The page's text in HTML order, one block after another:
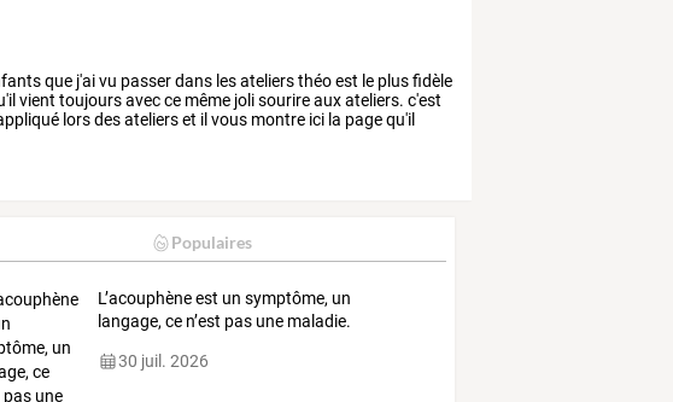
que j'aivu passerdans lesateliersthéoest le plusfidèle
vient toujoursavecce même jolisourireauxateliers. c'est
lorsdesatelierset ilvous montre ici la pagequ'il
Populaires
L’acouphène est un symptôme, un
langage, ce n’est pas une maladie.
30 juil. 2026